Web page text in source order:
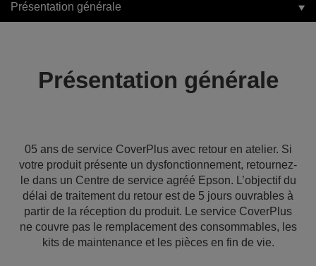
Présentation générale
Présentation générale
05 ans de service CoverPlus avec retour en atelier. Si
votre produit présente un dysfonctionnement, retournez-
le dans un Centre de service agréé Epson. L’objectif du
délai de traitement du retour est de 5 jours ouvrables à
partir de la réception du produit. Le service CoverPlus
ne couvre pas le remplacement des consommables, les
kits de maintenance et les pièces en fin de vie.